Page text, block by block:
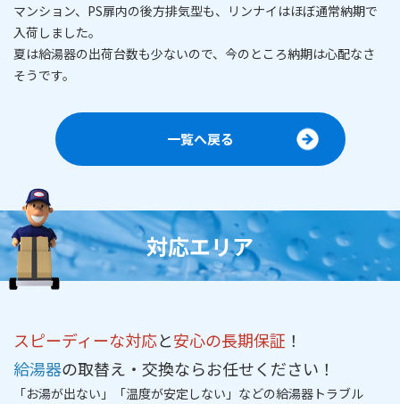
マンション、PS扉内の後方排気型も、リンナイはほぼ通常納期で
入荷しました。
夏は給湯器の出荷台数も少ないので、今のところ納期は心配なさ
そうです。
一覧へ戻る
対応エリア
スピーディーな対応と安心の長期保証 ！
給湯器の取替え・交換ならお任せください！
「お湯が出ない」「温度が安定しない」などの給湯器トラブル